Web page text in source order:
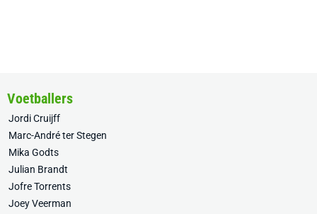
Voetballers
Jordi Cruijff
Marc-André ter Stegen
Mika Godts
Julian Brandt
Jofre Torrents
Joey Veerman